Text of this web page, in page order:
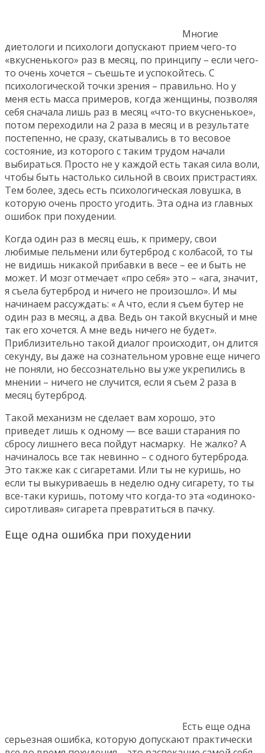
Многие
диетологи и психологи допускают прием чего-то
«вкусненького» раз в месяц, по принципу – если чего-
то очень хочется – съешьте и успокойтесь. С
психологической точки зрения – правильно. Но у
меня есть масса примеров, когда женщины, позволяя
себя сначала лишь раз в месяц «что-то вкусненькое»,
потом переходили на 2 раза в месяц и в результате
постепенно, не сразу, скатывались в то весовое
состояние, из которого с таким трудом начали
выбираться. Просто не у каждой есть такая сила воли,
чтобы быть настолько сильной в своих пристрастиях.
Тем более, здесь есть психологическая ловушка, в
которую очень просто угодить. Эта одна из главных
ошибок при похудении.
Когда один раз в месяц ешь, к примеру, свои
любимые пельмени или бутерброд с колбасой, то ты
не видишь никакой прибавки в весе – ее и быть не
может. И мозг отмечает «про себя» это – «ага, значит,
я съела бутерброд и ничего не произошло». И мы
начинаем рассуждать: « А что, если я съем бутер не
один раз в месяц, а два. Ведь он такой вкусный и мне
так его хочется. А мне ведь ничего не будет».
Приблизительно такой диалог происходит, он длится
секунду, вы даже на сознательном уровне еще ничего
не поняли, но бессознательно вы уже укрепились в
мнении – ничего не случится, если я съем 2 раза в
месяц бутерброд.
Такой механизм не сделает вам хорошо, это
приведет лишь к одному — все ваши старания по
сбросу лишнего веса пойдут насмарку. Не жалко? А
начиналось все так невинно – с одного бутерброда.
Это также как с сигаретами. Или ты не куришь, но
если ты выкуриваешь в неделю одну сигарету, то ты
все-таки куришь, потому что когда-то эта «одиноко-
сиротливая» сигарета превратиться в пачку.
Еще одна ошибка при похудении
Есть еще одна
серьезная ошибка, которую допускают практически